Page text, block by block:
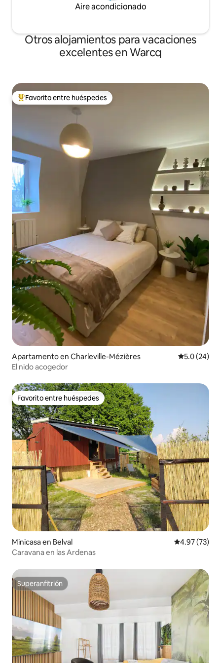
Aire acondicionado
Otros alojamientos para vacaciones
excelentes en Warcq
Favorito entre huéspedes preferido
Favorito entre huéspedes
Apartamento en Charleville-Mézières Calificación
5.0 (24)
El nido acogedor
Favorito entre huéspedes
Favorito entre huéspedes
Minicasa en Belval Calificación
4.97 (73)
Caravana en las Ardenas
Superanfitrión
Superanfitrión